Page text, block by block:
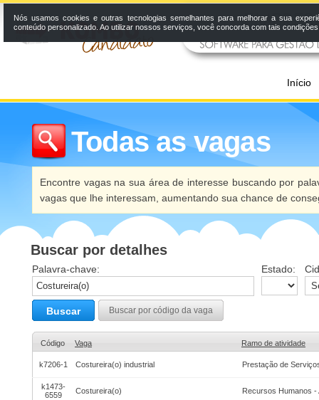
Início
Todas as vagas
Encontre vagas na sua área de interesse buscando por
vagas que lhe interessam, aumentando sua chance de
Buscar por detalhes
Palavra-chave: Estado:
Buscar Buscar por código da vaga
Código Vaga Ramo de atividade
k7206-1 Costureira(o) industrial Prestação de
k1473-
6559
Costureira(o) Recursos Humanos -
Nós usamos cookies e outras tecnologias semelhantes para melhorar a sua
conteúdo personalizado. Ao utilizar nossos serviços, você concorda com tais